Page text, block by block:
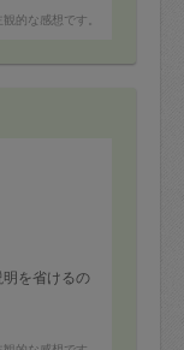
的な感想です。
を省けるの